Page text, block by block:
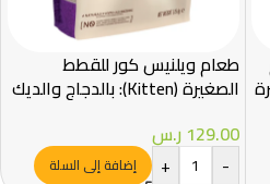
طعام ويلنيس كور للقطط
الصغيرة (Kitten): بالدجاج والديك
129.00 ر.س
-
+ إضافة إلى السلة